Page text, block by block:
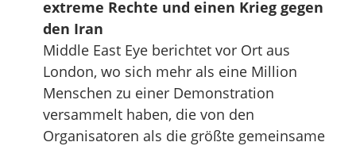
extreme Rechte und einen Krieg gegen
den Iran
Middle East Eye berichtet vor Ort aus
London, wo sich mehr als eine Million
Menschen zu einer Demonstration
versammelt haben, die von den
Organisatoren als die größte gemeinsame